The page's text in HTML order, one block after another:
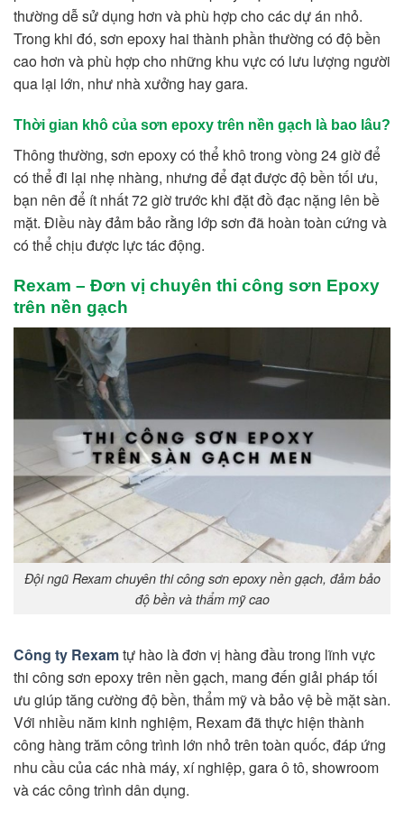
thường dễ sử dụng hơn và phù hợp cho các dự án nhỏ.
Trong khi đó, sơn epoxy hai thành phần thường có độ bền
cao hơn và phù hợp cho những khu vực có lưu lượng người
qua lại lớn, như nhà xưởng hay gara.
Thời gian khô của sơn epoxy trên nền gạch là bao lâu?
Thông thường, sơn epoxy có thể khô trong vòng 24 giờ để
có thể đi lại nhẹ nhàng, nhưng để đạt được độ bền tối ưu,
bạn nên để ít nhất 72 giờ trước khi đặt đồ đạc nặng lên bề
mặt. Điều này đảm bảo rằng lớp sơn đã hoàn toàn cứng và
có thể chịu được lực tác động.
Rexam – Đơn vị chuyên thi công sơn Epoxy
trên nền gạch
Đội ngũ Rexam chuyên thi công sơn epoxy nền gạch, đảm bảo
độ bền và thẩm mỹ cao
Công ty Rexamtự hào là đơn vị hàng đầu trong lĩnh vực
thi công sơn epoxy trên nền gạch, mang đến giải pháp tối
ưu giúp tăng cường độ bền, thẩm mỹ và bảo vệ bề mặt sàn.
Với nhiều năm kinh nghiệm, Rexam đã thực hiện thành
công hàng trăm công trình lớn nhỏ trên toàn quốc, đáp ứng
nhu cầu của các nhà máy, xí nghiệp, gara ô tô, showroom
và các công trình dân dụng.